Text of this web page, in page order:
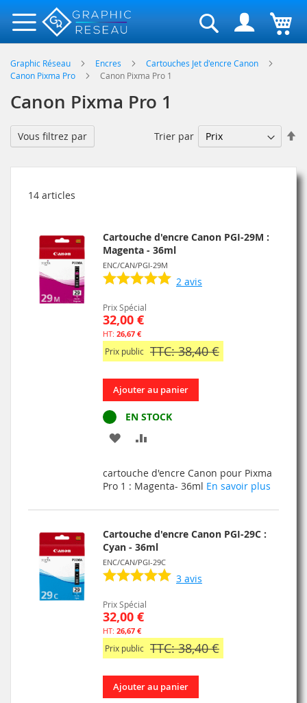
Rechercher
Graphic Réseau Encres
Cartouches Jet d'encre Canon
Canon Pixma Pro
Canon Pixma Pro 1
Canon Pixma Pro 1
14 articles
Trier par
Cartouche d'encre Canon PGI-29M :
Magenta - 36ml
ENC/CAN/PGI-29M
2 avis
Prix Spécial
32,00 €
26,67 €
Prix public TTC: 38,40 €
Ajouter au panier
EN STOCK
AJOUTER
MA
LISTE
D’ENVIE
COMPARATEUR
cartouche d'encre Canon pour Pixma
Pro 1 : Magenta- 36ml En savoir plus
Cartouche d'encre Canon PGI-29C :
Cyan - 36ml
ENC/CAN/PGI-29C
3 avis
Prix Spécial
32,00 €
26,67 €
Prix public TTC: 38,40 €
Ajouter au panier
Vous filtrez par